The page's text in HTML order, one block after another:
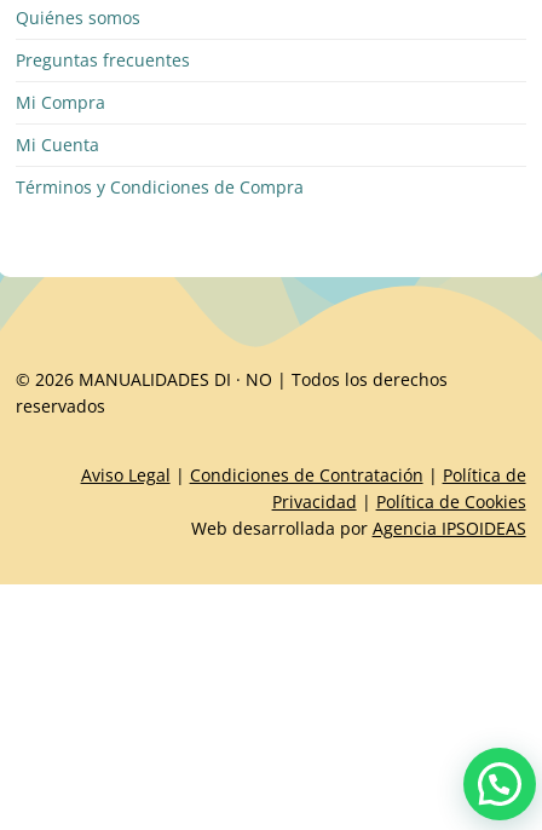
Quiénes somos
Preguntas frecuentes
Mi Compra
Mi Cuenta
Términos y Condiciones de Compra
© 2026 MANUALIDADES DI · NO | Todos los derechos
reservados
Aviso Legal | Condiciones de Contratación | Política de
Privacidad | Política de Cookies
Web desarrollada por Agencia IPSOIDEAS